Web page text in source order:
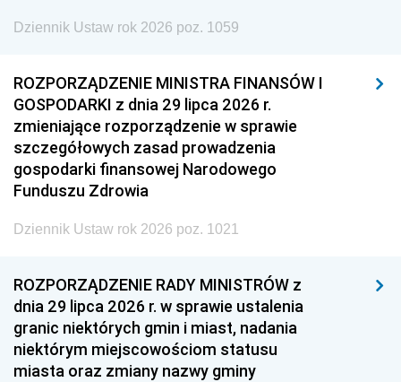
Dziennik Ustaw rok 2026 poz. 1059
ROZPORZĄDZENIE MINISTRA FINANSÓW I
GOSPODARKI z dnia 29 lipca 2026 r.
zmieniające rozporządzenie w sprawie
szczegółowych zasad prowadzenia
gospodarki finansowej Narodowego
Funduszu Zdrowia
Dziennik Ustaw rok 2026 poz. 1021
ROZPORZĄDZENIE RADY MINISTRÓW z
dnia 29 lipca 2026 r. w sprawie ustalenia
granic niektórych gmin i miast, nadania
niektórym miejscowościom statusu
miasta oraz zmiany nazwy gminy